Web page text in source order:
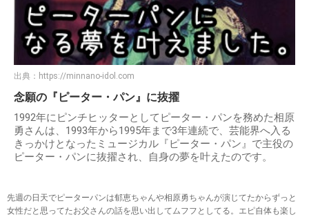
出典： https://minnano-idol.com
念願の『ピーター・パン』に抜擢
1992年にピンチヒッターとしてピーター・パンを務めた相原
勇さんは、1993年から1995年まで3年連続で、芸能界へ入る
きっかけとなったミュージカル『ピーター・パン』で主役の
ピーター・パンに抜擢され、自身の夢を叶えたのです。
先週の日天でピーターパンは郁恵ちゃんや相原勇ちゃんが演じてたからずっと
女性だと思ってたお父さんの話を思い出してムフフとしてる。エピ自体も楽し